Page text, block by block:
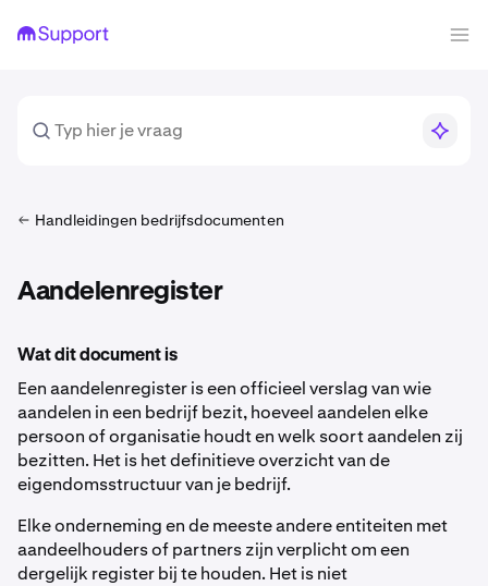
Handleidingen bedrijfsdocumenten
Aandelenregister
Wat dit document is
Een aandelenregister is een officieel verslag van wie
aandelen in een bedrijf bezit, hoeveel aandelen elke
persoon of organisatie houdt en welk soort aandelen zij
bezitten. Het is het definitieve overzicht van de
eigendomsstructuur van je bedrijf.
Elke onderneming en de meeste andere entiteiten met
aandeelhouders of partners zijn verplicht om een
dergelijk register bij te houden. Het is niet